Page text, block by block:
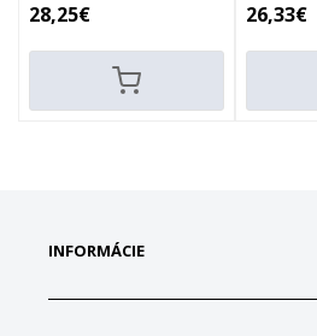
28,25€ 26,33€
INFORMÁCIE